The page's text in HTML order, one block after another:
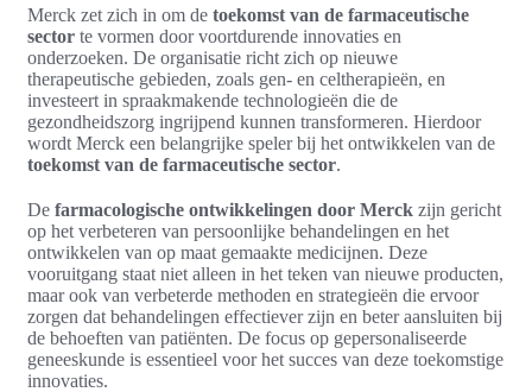
Merck zet zich in om de toekomst van de farmaceutische
sector te vormen door voortdurende innovaties en
onderzoeken. De organisatie richt zich op nieuwe
therapeutische gebieden, zoals gen- en celtherapieën, en
investeert in spraakmakende technologieën die de
gezondheidszorg ingrijpend kunnen transformeren. Hierdoor
wordt Merck een belangrijke speler bij het ontwikkelen van de
toekomst van de farmaceutische sector.
De farmacologische ontwikkelingen door Merck zijn gericht
op het verbeteren van persoonlijke behandelingen en het
ontwikkelen van op maat gemaakte medicijnen. Deze
vooruitgang staat niet alleen in het teken van nieuwe producten,
maar ook van verbeterde methoden en strategieën die ervoor
zorgen dat behandelingen effectiever zijn en beter aansluiten bij
de behoeften van patiënten. De focus op gepersonaliseerde
geneeskunde is essentieel voor het succes van deze toekomstige
innovaties.